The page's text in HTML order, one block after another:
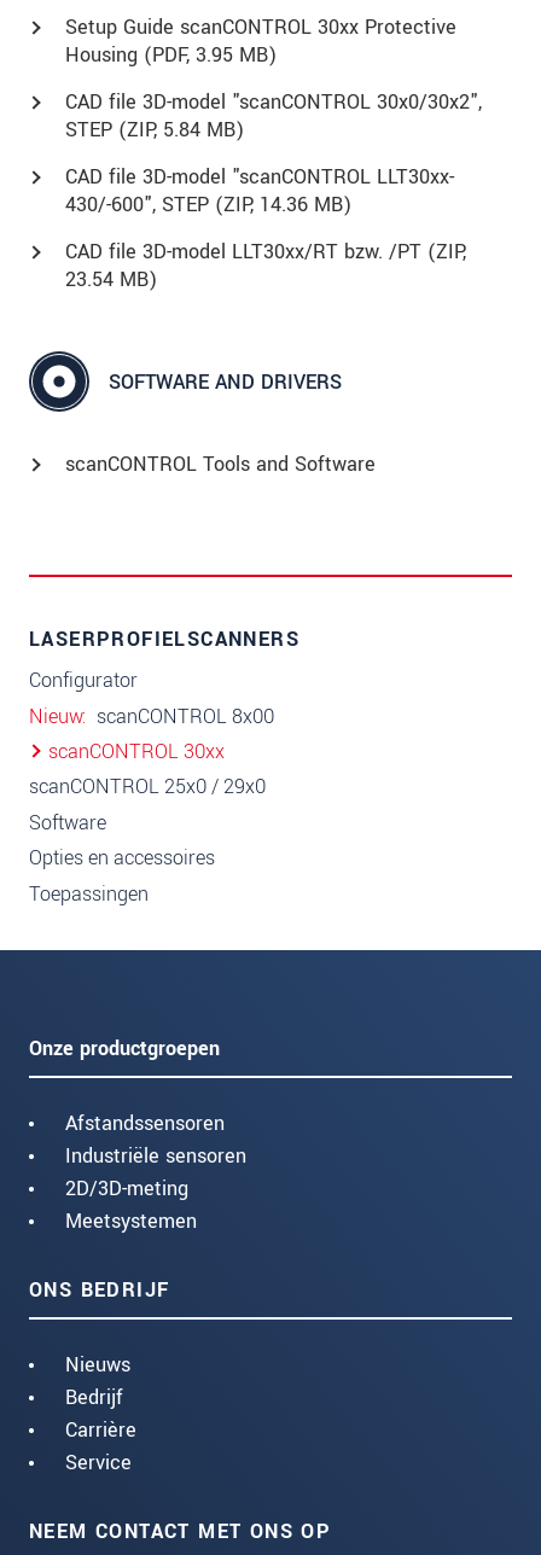
Setup Guide scanCONTROL 30xx Protective
Housing (PDF, 3.95 MB)
CAD file 3D-model "scanCONTROL 30x0/30x2",
STEP (ZIP, 5.84 MB)
CAD file 3D-model "scanCONTROL LLT30xx-
430/-600", STEP (ZIP, 14.36 MB)
CAD file 3D-model LLT30xx/RT bzw. /PT (ZIP,
23.54 MB)
SOFTWARE AND DRIVERS
scanCONTROL Tools and Software
LASERPROFIELSCANNERS
Configurator
Nieuw scanCONTROL 8x00
scanCONTROL 30xx
scanCONTROL 25x0 / 29x0
Software
Opties en accessoires
Toepassingen
Onze productgroepen
Afstandssensoren
Industriële sensoren
2D/3D-meting
Meetsystemen
ONS BEDRIJF
Nieuws
Bedrijf
Carrière
Service
NEEM CONTACT MET ONS OP